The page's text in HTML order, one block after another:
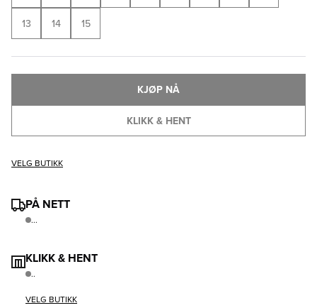
13 14 15
KLIKK & HENT
KJØP NÅ
VELG BUTIKK
PÅ NETT
...
KLIKK & HENT
..
VELG BUTIKK